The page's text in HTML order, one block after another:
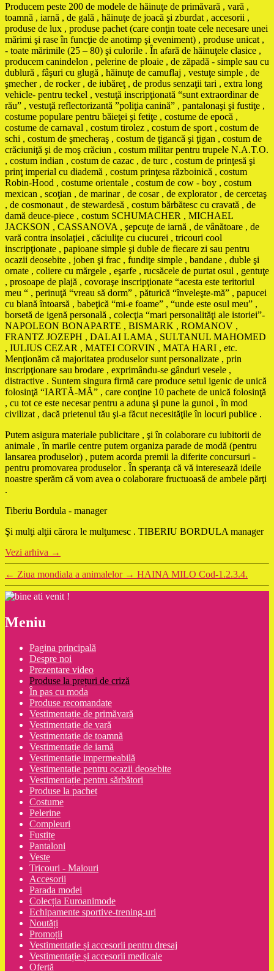
Producem peste 200 de modele de hăinuţe de primăvară , vară ,
toamnă , iarnă , de gală , hăinuţe de joacă şi zburdat , accesorii ,
produse de lux , produse pachet (care conţin toate cele necesare unei
mărimi şi rase în funcţie de anotimp şi eveniment) , produse unicat ,
- toate mărimile (25 – 80) şi culorile . În afară de hăinuţele clasice ,
producem canindelon , pelerine de ploaie , de zăpadă - simple sau cu
dublură , fâşuri cu glugă , hăinuţe de camuflaj , vestuţe simple , de
şmecher , de rocker , de iubăreţ , de produs senzaţii tari , extra long
vehicle- pentru teckel , vestuţă inscripţionată “sunt extraordinar de
rău” , vestuţă reflectorizantă ”poliţia canină” , pantalonaşi şi fustiţe ,
costume populare pentru băieţei şi fetiţe , costume de epocă ,
costume de carnaval , costum tirolez , costum de sport , costum de
schi , costum de şmecheraş , costum de ţigancă şi ţigan , costum de
crăciuniţă şi de moş crăciun , costum militar pentru trupele N.A.T.O.
, costum indian , costum de cazac , de turc , costum de prinţesă şi
prinţ imperial cu diademă , costum prinţesa războinică , costum
Robin-Hood , costume orientale , costum de cow - boy , costum
mexican , scoţian , de marinar , de cosar , de explorator , de cercetaş
, de cosmonaut , de stewardesă , costum bărbătesc cu cravată , de
damă deuce-piece , costum SCHUMACHER , MICHAEL
JACKSON , CASSANOVA , şepcuţe de iarnă , de vânătoare , de
vară contra insolaţiei , căciuliţe cu ciucurei , tricouri cool
inscripţionate , papioane simple şi duble de fiecare zi sau pentru
ocazii deosebite , joben şi frac , fundiţe simple , bandane , duble şi
ornate , coliere cu mărgele , eşarfe , rucsăcele de purtat osul , gentuţe
, prosoape de plajă , covoraşe inscripţionate “acesta este teritoriul
meu “ , perinuţă “vreau să dorm” , păturică “înveleşte-mă” , papucei
cu blană întoarsă , babeţică “mi-e foame” , “unde este osul meu” ,
borsetă de igenă personală , colecţia “mari personalităţi ale istoriei”-
NAPOLEON BONAPARTE , BISMARK , ROMANOV ,
FRANTZ JOZEPH , DALAI LAMA , SULTANUL MAHOMED
, IULIUS CEZAR , MATEI CORVIN , MATA HARI , etc.
Menţionăm că majoritatea produselor sunt personalizate , prin
inscripţionare sau brodare , exprimându-se gânduri vesele ,
distractive . Suntem singura firmă care produce setul igenic de unică
folosinţă “IARTĂ-MĂ” , care conţine 10 pachete de unică folosinţă
, cu tot ce este necesar pentru a aduna şi pune la gunoi , în mod
civilizat , dacă prietenul tău şi-a făcut necesităţile în locuri publice .
Putem asigura materiale publicitare , şi în colaborare cu iubitorii de
animale , în marile centre putem organiza parade de modă (pentru
lansarea produselor) , putem acorda premii la diferite concursuri -
pentru promovarea produselor . În speranţa că vă interesează ideile
noastre sperăm că vom avea o colaborare fructuoasă de ambele părţi
.
Tiberiu Bordula - manager
Şi mulţi alţii cărora le mulţumesc . TIBERIU BORDULA manager
Vezi arhiva →
← Ziua mondiala a animalelor → HAINA MILO Cod-1.2.3.4.
Meniu
Pagina principală
Despre noi
Prezentare video
Produse la prețuri de criză
În pas cu moda
Produse recomandate
Vestimentație de primăvară
Vestimentație de vară
Vestimentație de toamnă
Vestimentație de iarnă
Vestimentație impermeabilă
Vestimentație pentru ocazii deosebite
Vestimentație pentru sărbători
Produse la pachet
Costume
Pelerine
Compleuri
Fustițe
Pantaloni
Veste
Tricouri - Maiouri
Accesorii
Parada modei
Colecția Euroanimode
Echipamente sportive-trening-uri
Noutăți
Promoții
Vestimentatie și accesorii pentru dresaj
Vestimentație și accesorii medicale
Ofertă